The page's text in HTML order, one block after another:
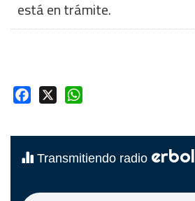
está en trámite.
Facebook
Transmitiendo radio erbol